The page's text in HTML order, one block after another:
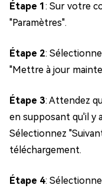
Étape 1 : Sur votre
"Paramètres".
Étape 2:
"Mettre à jour
Étape 3: Attendez
en supposant qu'il y
Sélectionnez
téléchargement.
Étape 4: